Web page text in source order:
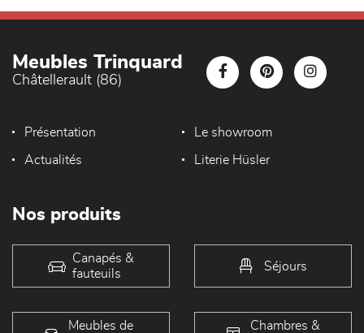
Meubles Trinquard
Châtellerault (86)
Présentation Le showroom
Actualités Literie Hüsler
Nos produits
Canapés &
fauteuils
Séjours
Meubles de
Chambres &